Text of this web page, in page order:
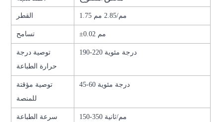
القطر 1.75 مم/2.85 مم
تسامح ±0.02 مم
توصية درجة
توصية مؤقتة
45-60 درجة مئوية
سرعة الطباعة 150-350 مم/ثانية